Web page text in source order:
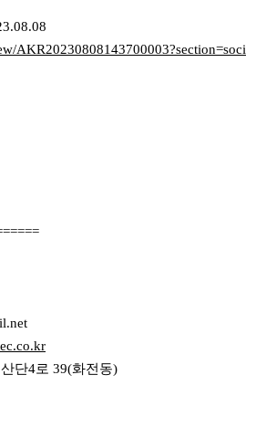
AKR20230808143700003?section=soci
단4로 39(화전동)